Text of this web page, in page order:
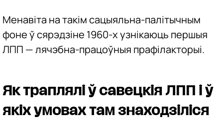
Менавіта на такім сацыяльна-палітычным
фоне ў сярэдзіне 1960-х узнікаюць першыя
ЛПП — лячэбна-працоўныя прафілакторыі.
Як траплялі ў савецкія ЛПП і ў
якіх умовах там знаходзіліся